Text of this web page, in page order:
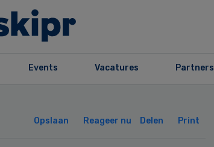
Events Vacatures Partners
Opslaan Reageer nu Delen Print